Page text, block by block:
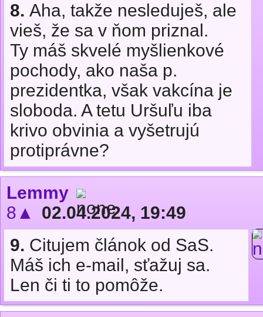
8. Aha, takže nesleduješ, ale
vieš, že sa v ňom priznal.
Ty máš skvelé myšlienkové
pochody, ako naša p.
prezidentka, však vakcína je
sloboda. A tetu Uršuľu iba
krivo obvinia a vyšetrujú
protiprávne?
Lemmy
8▲
02.04.2024, 19:49
9. Citujem článok od SaS.
Máš ich e-mail, sťažuj sa.
Len či ti to pomôže.